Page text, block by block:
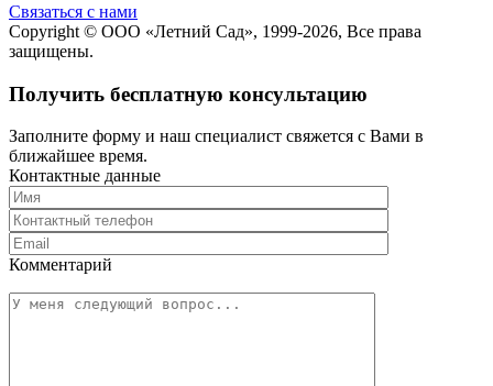
Cвязаться с нами
Copyright © ООО «Летний Сад», 1999-2026, Все права
защищены.
Получить бесплатную консультацию
Заполните форму и наш специалист свяжется с Вами в
ближайшее время.
Контактные данные
Комментарий